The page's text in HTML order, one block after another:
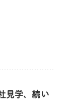
見学、続い